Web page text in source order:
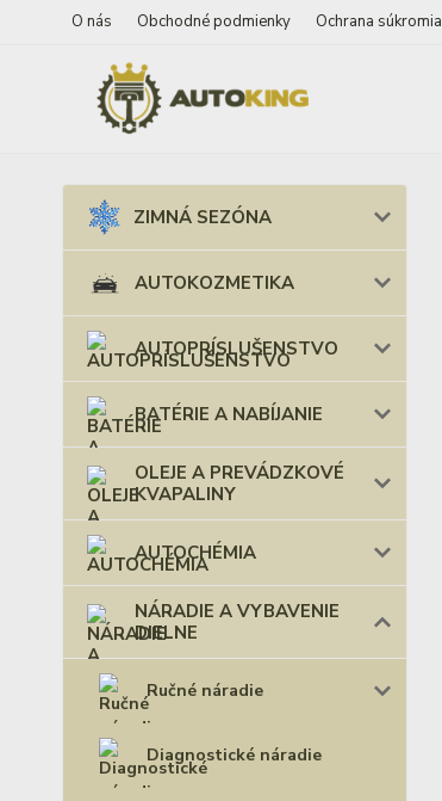
O nás Obchodné podmienky Ochrana súkromia
ZIMNÁ SEZÓNA
AUTOKOZMETIKA
AUTOPRÍSLUŠENSTVO
BATÉRIE A NABÍJANIE
OLEJE A PREVÁDZKOVÉ
KVAPALINY
AUTOCHÉMIA
NÁRADIE A VYBAVENIE
DIELNE
Ručné náradie
Diagnostické náradie